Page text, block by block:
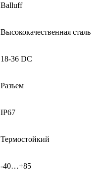
Balluff
Высококачественная сталь
18-36 DC
Разъем
IP67
Термостойкий
-40…+85